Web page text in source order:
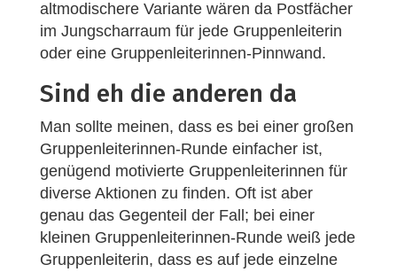
altmodischere Variante wären da Postfächer
im Jungscharraum für jede Gruppenleiterin
oder eine Gruppenleiterinnen-Pinnwand.
Sind eh die anderen da
Man sollte meinen, dass es bei einer großen
Gruppenleiterinnen-Runde einfacher ist,
genügend motivierte Gruppenleiterinnen für
diverse Aktionen zu finden. Oft ist aber
genau das Gegenteil der Fall; bei einer
kleinen Gruppenleiterinnen-Runde weiß jede
Gruppenleiterin, dass es auf jede einzelne